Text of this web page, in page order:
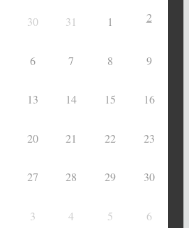
30 31 1 2
6 7 8 9
13 14 15 16
20 21 22 23
27 28 29 30
3 4 5 6